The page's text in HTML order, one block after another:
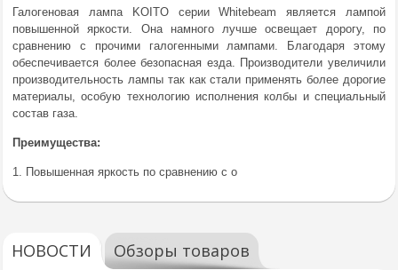
Галогеновая лампа KOITO серии Whitebeam является лампой
повышенной яркости. Она намного лучше освещает дорогу, по
сравнению с прочими галогенными лампами. Благодаря этому
обеспечивается более безопасная езда. Производители увеличили
производительность лампы так как стали применять более дорогие
материалы, особую технологию исполнения колбы и специальный
состав газа.
Преимущества:
1. Повышенная яркость по сравнению с о
НОВОСТИ Обзоры товаров